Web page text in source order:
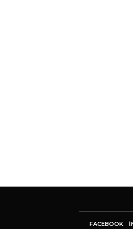
FACEBOOK